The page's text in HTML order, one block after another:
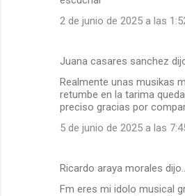
2 de junio de 2025 a las
Juana casares sanchez
Realmente unas musikas
retumbe en la tarima
preciso gracias por
5 de junio de 2025 a las
Ricardo araya morales
Fm eres mi idolo musical